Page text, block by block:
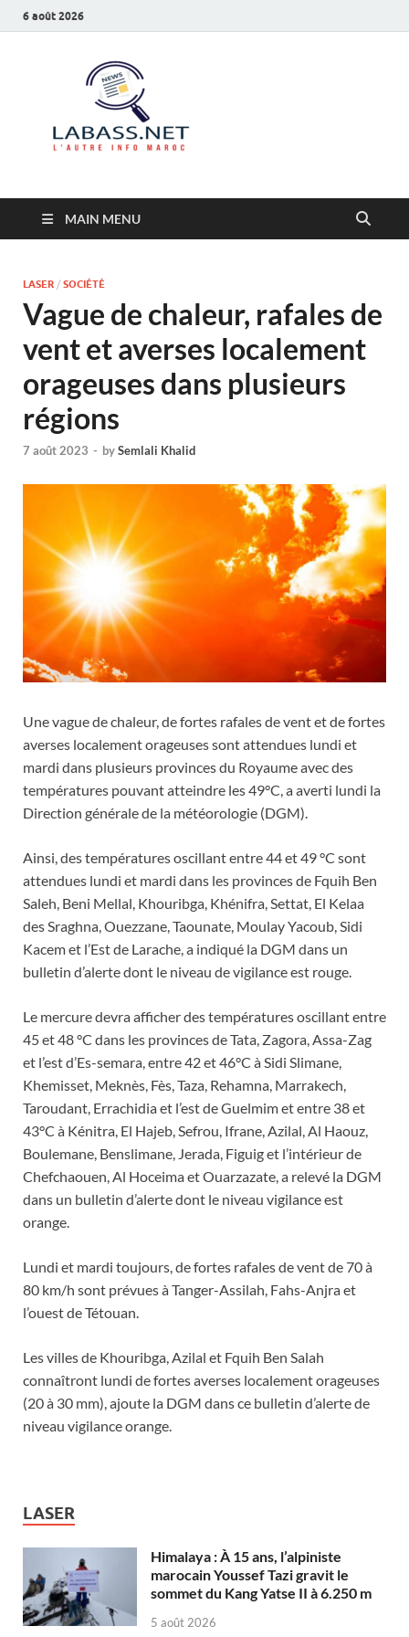
6 août 2026
MAIN MENU
LASER / SOCIÉTÉ
Vague de chaleur, rafales de
vent et averses localement
orageuses dans plusieurs
régions
7 août 2023 - bySemlali Khalid
Une vague de chaleur, de fortes rafales de vent et de fortes
averses localement orageuses sont attendues lundi et
mardi dans plusieurs provinces du Royaume avec des
températures pouvant atteindre les 49°C, a averti lundi la
Direction générale de la météorologie (DGM).
Ainsi, des températures oscillant entre 44 et 49 °C sont
attendues lundi et mardi dans les provinces de Fquih Ben
Saleh, Beni Mellal, Khouribga, Khénifra, Settat, El Kelaa
des Sraghna, Ouezzane, Taounate, Moulay Yacoub, Sidi
Kacem et l’Est de Larache, a indiqué la DGM dans un
bulletin d’alerte dont le niveau de vigilance est rouge.
Le mercure devra afficher des températures oscillant entre
45 et 48 °C dans les provinces de Tata, Zagora, Assa-Zag
et l’est d’Es-semara, entre 42 et 46°C à Sidi Slimane,
Khemisset, Meknès, Fès, Taza, Rehamna, Marrakech,
Taroudant, Errachidia et l’est de Guelmim et entre 38 et
43°C à Kénitra, El Hajeb, Sefrou, Ifrane, Azilal, Al Haouz,
Boulemane, Benslimane, Jerada, Figuig et l’intérieur de
Chefchaouen, Al Hoceima et Ouarzazate, a relevé la DGM
dans un bulletin d’alerte dont le niveau vigilance est
orange.
Lundi et mardi toujours, de fortes rafales de vent de 70 à
80 km/h sont prévues à Tanger-Assilah, Fahs-Anjra et
l’ouest de Tétouan.
Les villes de Khouribga, Azilal et Fquih Ben Salah
connaîtront lundi de fortes averses localement orageuses
(20 à 30 mm), ajoute la DGM dans ce bulletin d’alerte de
niveau vigilance orange.
LASER
Himalaya : À 15 ans, l’alpiniste
marocain Youssef Tazi gravit le
sommet du Kang Yatse II à 6.250 m
5 août 2026